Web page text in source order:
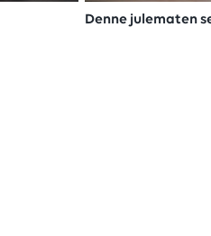
Denne julematen